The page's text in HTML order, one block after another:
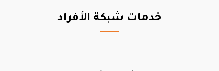
خدمات شبكة الأفراد